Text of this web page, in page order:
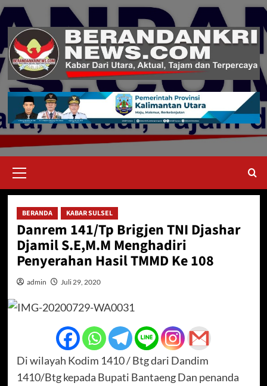
Skip
content
Menu
BERANDA KABAR SULSEL
Danrem 141/Tp Brigjen TNI Djashar
Djamil S.E,M.M Menghadiri
Penyerahan Hasil TMMD Ke 108
admin Juli 29, 2020
Di wilayah Kodim 1410 / Btg dari Dandim
1410/Btg kepada Bupati Bantaeng Dan penanda